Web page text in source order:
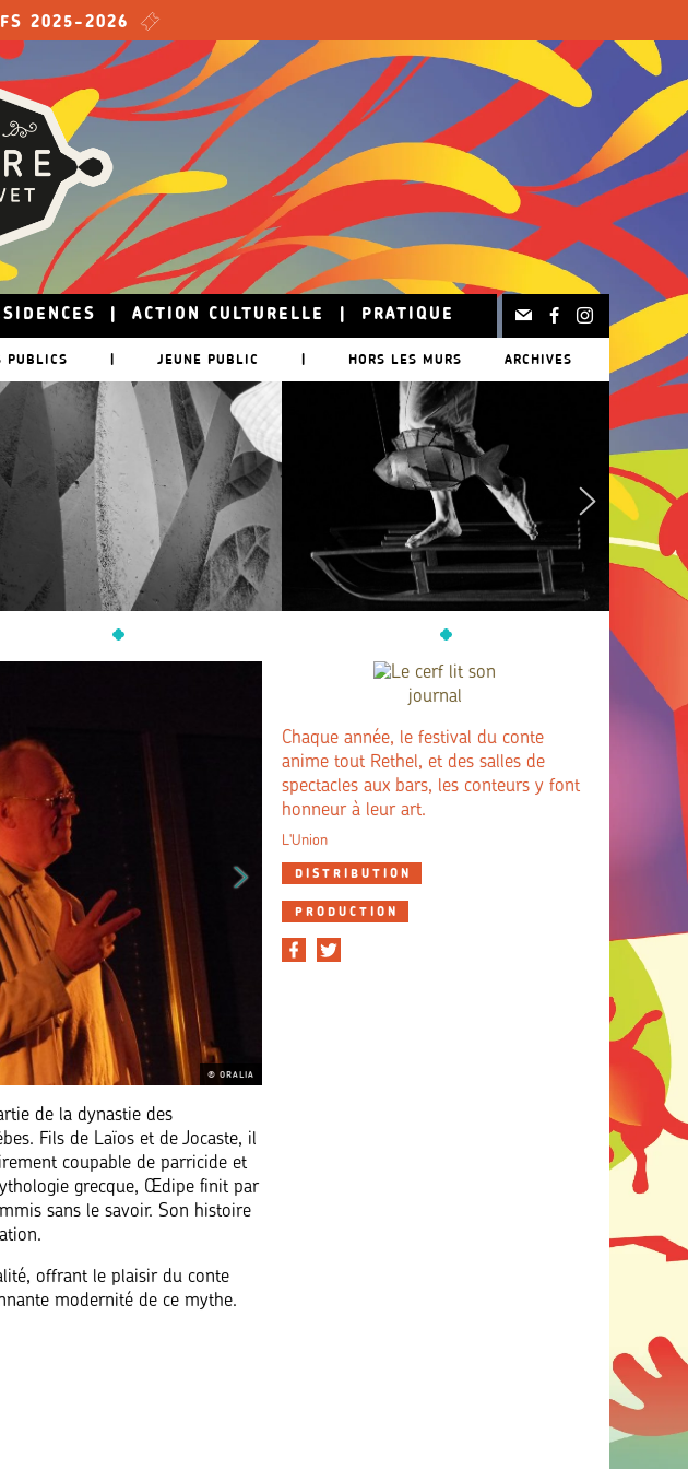
2025-2026
ACTION CULTURELLE PRATIQUE
PUBLICS | JEUNE PUBLIC | HORS LES MURS ARCHIVES
® ORALIA
de la dynastie des
Fils de Laïos et de Jocaste, il
coupable de parricide et
grecque, Œdipe finit par
sans le savoir. Son histoire
offrant le plaisir du conte
modernité de ce mythe.
Chaque année, le festival du conte
anime tout Rethel, et des salles de
spectacles aux bars, les conteurs y font
honneur à leur art.
L'Union
DISTRIBUTION
PRODUCTION